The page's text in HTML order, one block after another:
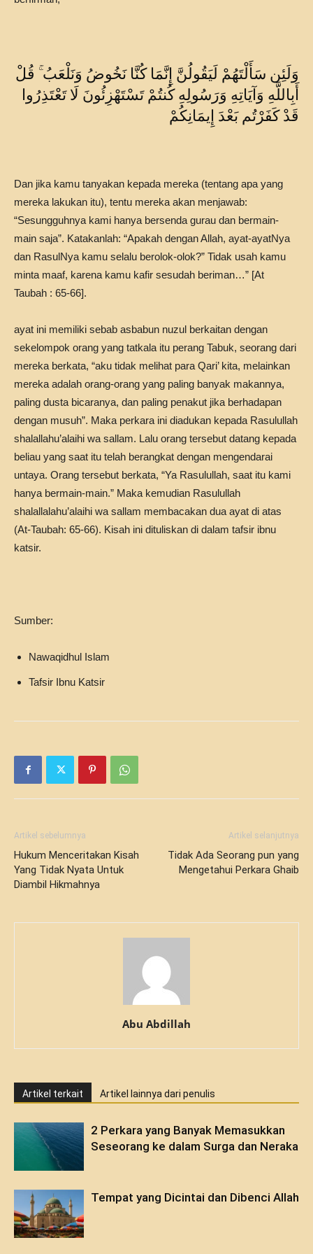
وَلَئِن سَأَلْتَهُمْ لَيَقُولُنَّ إِنَّمَا كُنَّا نَخُوضُ وَنَلْعَبُ ۚ قُلْ
أَبِاللَّهِ وَآيَاتِهِ وَرَسُولِهِ كُنتُمْ تَسْتَهْزِئُونَ لَا تَعْتَذِرُوا
قَدْ كَفَرْتُم بَعْدَ إِيمَانِكُمْ
Dan jika kamu tanyakan kepada mereka (tentang apa yang
mereka lakukan itu), tentu mereka akan menjawab:
“Sesungguhnya kami hanya bersenda gurau dan bermain-
main saja”. Katakanlah: “Apakah dengan Allah, ayat-ayatNya
dan RasulNya kamu selalu berolok-olok?” Tidak usah kamu
minta maaf, karena kamu kafir sesudah beriman…” [At
Taubah : 65-66].
ayat ini memiliki sebab asbabun nuzul berkaitan dengan
sekelompok orang yang tatkala itu perang Tabuk, seorang dari
mereka berkata, “aku tidak melihat para Qari’ kita, melainkan
mereka adalah orang-orang yang paling banyak makannya,
paling dusta bicaranya, dan paling penakut jika berhadapan
dengan musuh”. Maka perkara ini diadukan kepada Rasulullah
shalallahu’alaihi wa sallam. Lalu orang tersebut datang kepada
beliau yang saat itu telah berangkat dengan mengendarai
untaya. Orang tersebut berkata, “Ya Rasulullah, saat itu kami
hanya bermain-main.” Maka kemudian Rasulullah
shalallalahu’alaihi wa sallam membacakan dua ayat di atas
(At-Taubah: 65-66). Kisah ini dituliskan di dalam tafsir ibnu
katsir.
Sumber:
Nawaqidhul Islam
Tafsir Ibnu Katsir
Artikel sebelumnya
Hukum Menceritakan Kisah
Yang Tidak Nyata Untuk
Diambil Hikmahnya
Artikel selanjutnya
Tidak Ada Seorang pun yang
Mengetahui Perkara Ghaib
Abu Abdillah
Artikel terkait Artikel lainnya dari penulis
2 Perkara yang Banyak Memasukkan
Seseorang ke dalam Surga dan Neraka
Tempat yang Dicintai dan Dibenci Allah